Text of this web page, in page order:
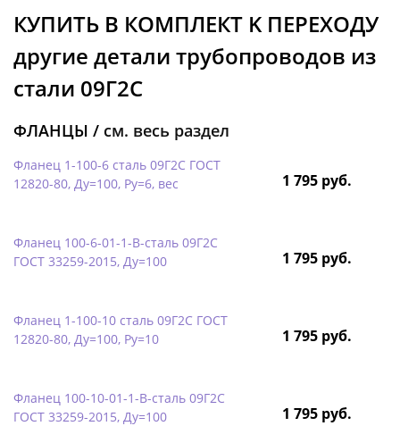
КУПИТЬ В КОМПЛЕКТ K ПЕРЕХОДУ
другие детали трубопроводов из
стали 09Г2С
ФЛАНЦЫ / см. весь раздел
Фланец 1-100-6 сталь 09Г2С ГОСТ
12820-80, Ду=100, Ру=6, вес
1 795 руб.
Фланец 100-6-01-1-B-сталь 09Г2С
ГОСТ 33259-2015, Ду=100
1 795 руб.
Фланец 1-100-10 сталь 09Г2С ГОСТ
12820-80, Ду=100, Ру=10
1 795 руб.
Фланец 100-10-01-1-B-сталь 09Г2С
ГОСТ 33259-2015, Ду=100
1 795 руб.